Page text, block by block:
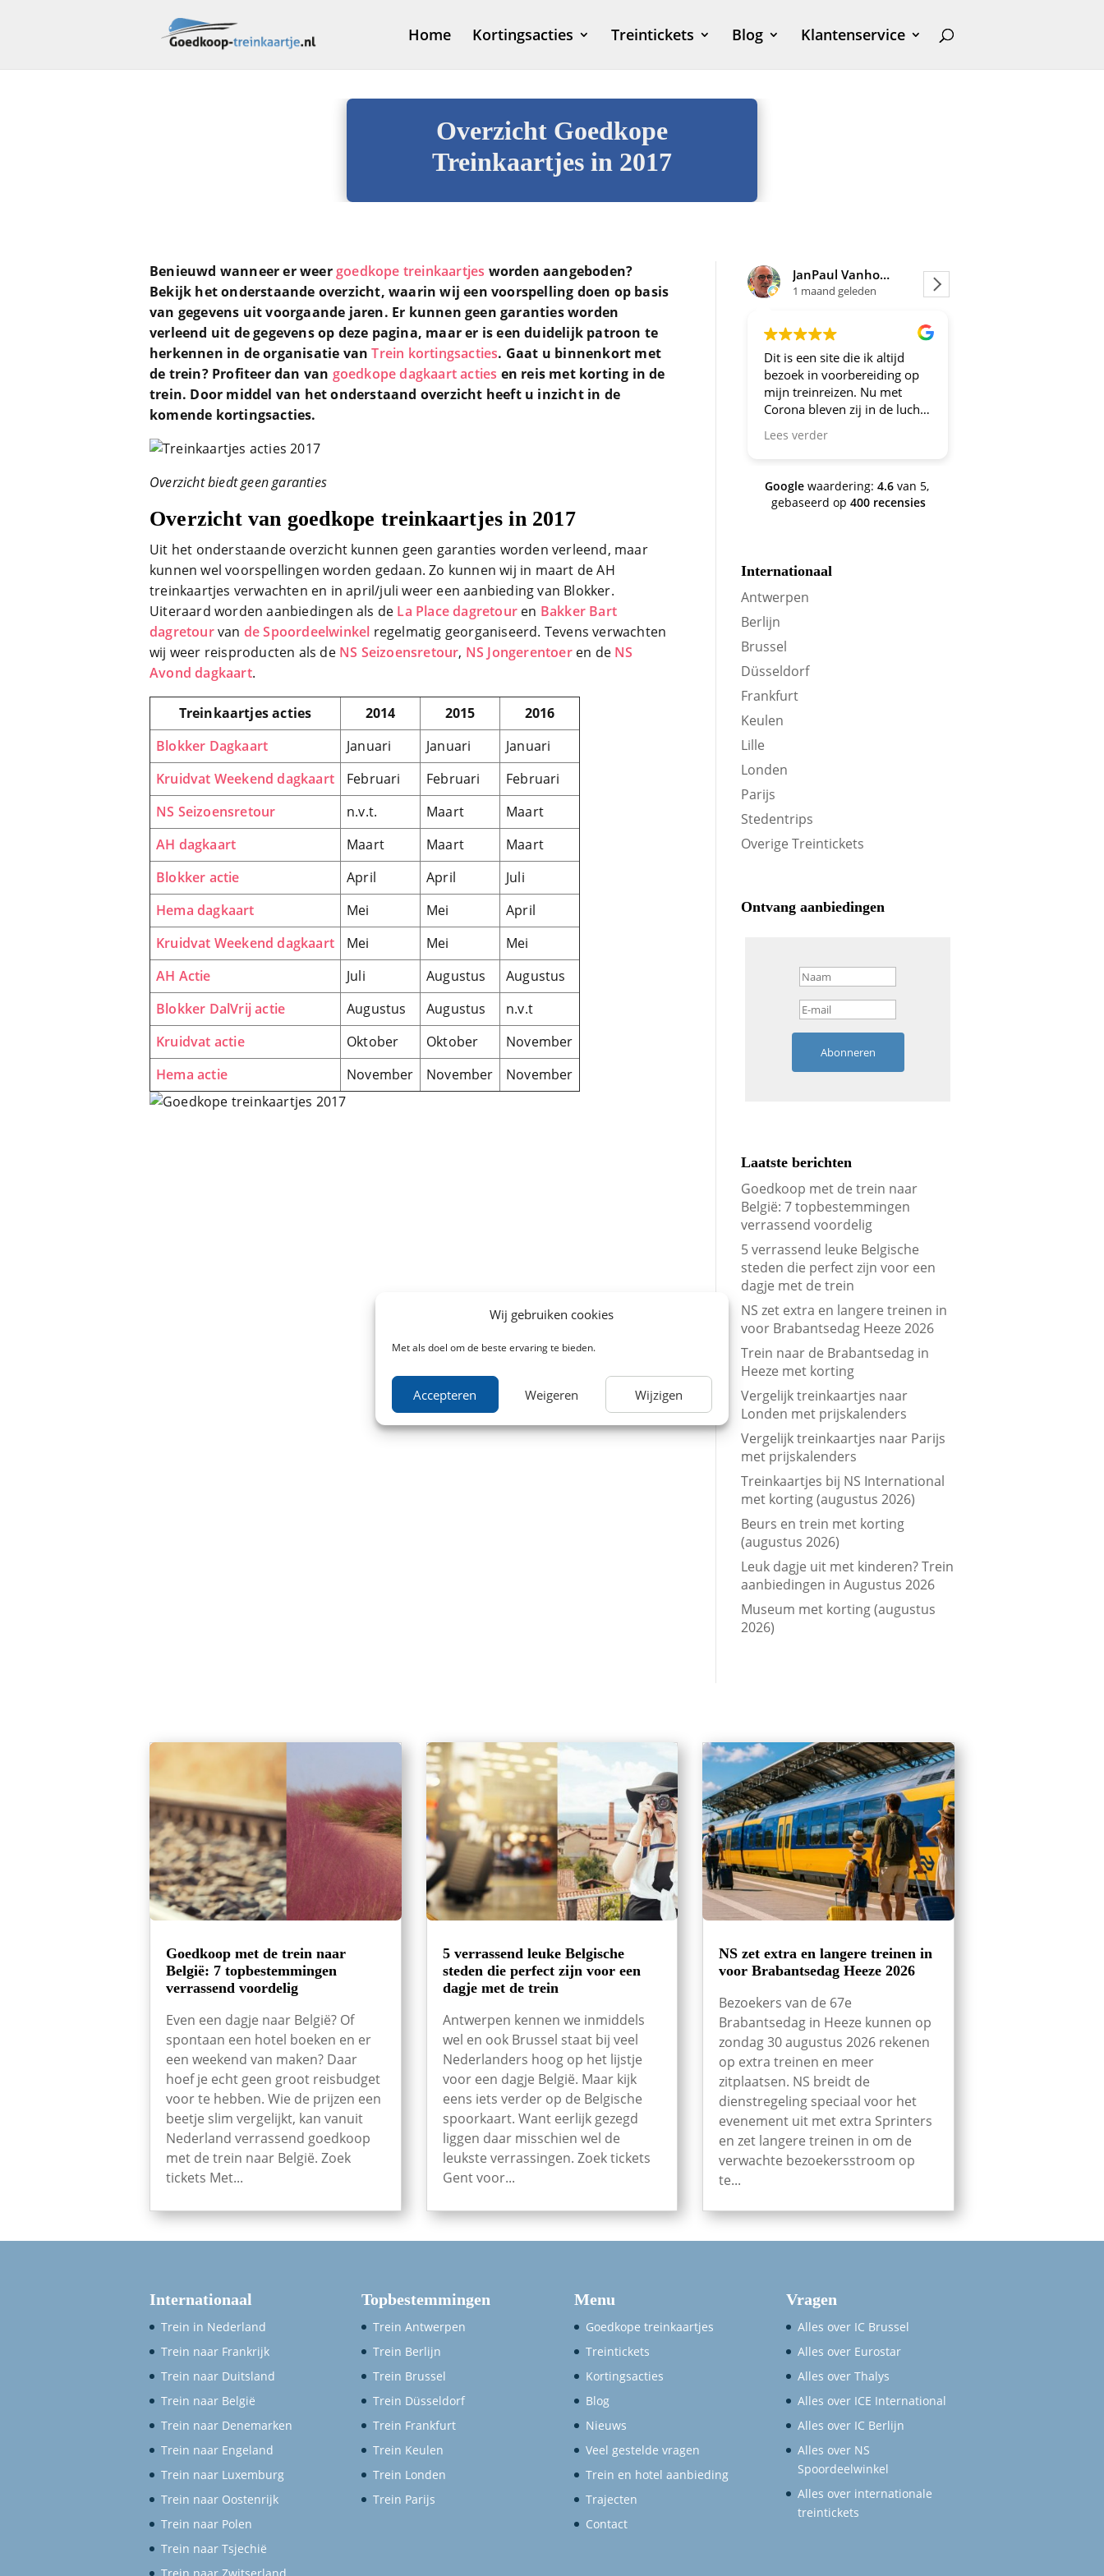
Wij gebruiken cookies
Met als doel om de beste ervaring te bieden.
Accepteren Weigeren Wijzigen
Home Kortingsacties Treintickets Blog Klantenservice
Overzicht Goedkope
Treinkaartjes in 2017
Benieuwd wanneer er weer goedkope treinkaartjes worden aangeboden?
Bekijk het onderstaande overzicht, waarin wij een voorspelling doen op basis
van gegevens uit voorgaande jaren. Er kunnen geen garanties worden
verleend uit de gegevens op deze pagina, maar er is een duidelijk patroon te
herkennen in de organisatie vanTrein kortingsacties. Gaat u binnenkort met
de trein? Profiteer dan van goedkope dagkaart acties en reis met korting in de
trein. Door middel van het onderstaand overzicht heeft u inzicht in de
komende kortingsacties.
Overzicht biedt geen garanties
Overzicht van goedkope treinkaartjes in 2017
Uit het onderstaande overzicht kunnen geen garanties worden verleend, maar
kunnen wel voorspellingen worden gedaan. Zo kunnen wij in maart de AH
treinkaartjes verwachten en in april/juli weer een aanbieding van Blokker.
Uiteraard worden aanbiedingen als de La Place dagretour en Bakker Bart
dagretourvan de Spoordeelwinkel regelmatig georganiseerd. Tevens verwachten
wij weer reisproducten als de NS Seizoensretour, NS Jongerentoeren de NS
Avond dagkaart.
Treinkaartjes acties 2014 2015
2016
Blokker Dagkaart
Januari Januari
Januari
Kruidvat Weekend dagkaart
Februari Februari
Februari
NS Seizoensretour
n.v.t. Maart
Maart
AH dagkaart
Maart Maart
Maart
Blokker actie
April April
Juli
Hema dagkaart
Mei Mei
April
Kruidvat Weekend dagkaart
Mei Mei
Mei
AH Actie
Juli Augustus
Augustus
Blokker DalVrij actie
Augustus Augustus
n.v.t
Kruidvat actie
Oktober Oktober
November
Hema actie
November November November
JanPaul Vanhoven
1 maand geleden
Dit is een site die ik altijd
bezoek in voorbereiding op
mijn treinreizen. Nu met
Corona bleven zij in de lucht.
Bravo en ga zo door! En nu
zijn we een aantal jaren
site om je te oriënteren op
trein-voordeel!
Lees verder
Google waardering: 4.6 van 5,
gebaseerd op400 recensies
Internationaal
Antwerpen
Berlijn
Brussel
Düsseldorf
Frankfurt
Keulen
Lille
Londen
Parijs
Stedentrips
Overige Treintickets
Ontvang aanbiedingen
Abonneren
Laatste berichten
Goedkoop met de trein naar
België: 7 topbestemmingen
verrassend voordelig
5 verrassend leuke Belgische
steden die perfect zijn voor een
dagje met de trein
NS zet extra en langere treinen in
voor Brabantsedag Heeze 2026
Trein naar de Brabantsedag in
Heeze met korting
Vergelijk treinkaartjes naar
Londen met prijskalenders
Vergelijk treinkaartjes naar Parijs
met prijskalenders
Treinkaartjes bij NS International
met korting (augustus 2026)
Beurs en trein met korting
(augustus 2026)
Leuk dagje uit met kinderen? Trein
aanbiedingen in Augustus 2026
Museum met korting (augustus
2026)
Goedkoop met de trein naar
België: 7 topbestemmingen
verrassend voordelig
Even een dagje naar België? Of
spontaan een hotel boeken en er
een weekend van maken? Daar
hoef je echt geen groot reisbudget
voor te hebben. Wie de prijzen een
beetje slim vergelijkt, kan vanuit
Nederland verrassend goedkoop
met de trein naar België. Zoek
tickets Met...
5 verrassend leuke Belgische
steden die perfect zijn voor een
dagje met de trein
Antwerpen kennen we inmiddels
wel en ook Brussel staat bij veel
Nederlanders hoog op het lijstje
voor een dagje België. Maar kijk
eens iets verder op de Belgische
spoorkaart. Want eerlijk gezegd
liggen daar misschien wel de
leukste verrassingen. Zoek tickets
Gent voor...
NS zet extra en langere treinen in
voor Brabantsedag Heeze 2026
Bezoekers van de 67e
Brabantsedag in Heeze kunnen op
zondag 30 augustus 2026 rekenen
op extra treinen en meer
zitplaatsen. NS breidt de
dienstregeling speciaal voor het
evenement uit met extra Sprinters
en zet langere treinen in om de
verwachte bezoekersstroom op
te...
Internationaal
Trein in Nederland
Trein naar Frankrijk
Trein naar Duitsland
Trein naar België
Trein naar Denemarken
Trein naar Engeland
Trein naar Luxemburg
Trein naar Oostenrijk
Trein naar Polen
Trein naar Tsjechië
Topbestemmingen
Trein Antwerpen
Trein Berlijn
Trein Brussel
Trein Düsseldorf
Trein Frankfurt
Trein Keulen
Trein Londen
Trein Parijs
Menu
Goedkope treinkaartjes
Treintickets
Kortingsacties
Blog
Nieuws
Veel gestelde vragen
Trein en hotel aanbieding
Trajecten
Contact
Vragen
Alles over IC Brussel
Alles over Eurostar
Alles over Thalys
Alles over ICE International
Alles over IC Berlijn
Alles over NS
Spoordeelwinkel
Alles over internationale
treintickets